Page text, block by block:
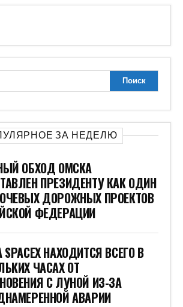
ЗА НЕДЕЛЮ
ОБХОД ОМСКА
ПРЕЗИДЕНТУ КАК ОДИН
ДОРОЖНЫХ ПРОЕКТОВ
ФЕДЕРАЦИИ
SPACEX НАХОДИТСЯ ВСЕГО В
ЧАСАХ ОТ
С ЛУНОЙ ИЗ-ЗА
АВАРИИ